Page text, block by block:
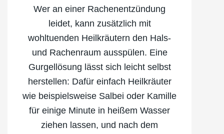
Wer an einer Rachenentzündung
leidet, kann zusätzlich mit
wohltuenden Heilkräutern den Hals-
und Rachenraum ausspülen. Eine
Gurgellösung lässt sich leicht selbst
herstellen: Dafür einfach Heilkräuter
wie beispielsweise Salbei oder Kamille
für einige Minute in heißem Wasser
ziehen lassen, und nach dem